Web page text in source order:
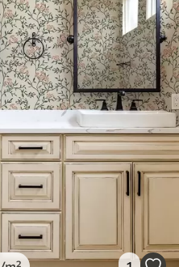
апликација